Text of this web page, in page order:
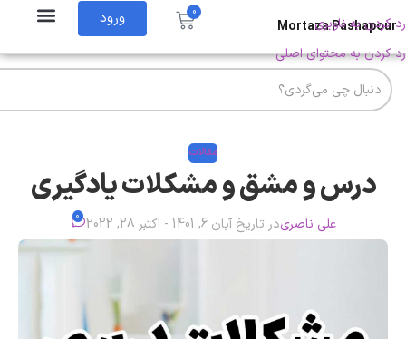
رد کردن به ناوبری
رد کردن به محتوای اصلی
Mortaza Pashapour
0 ورود
مقالات
درس و مشق و مشکلات یادگیری
علی ناصریدر تاریخ آبان 6, 1401 - اکتبر 28, 2022 0